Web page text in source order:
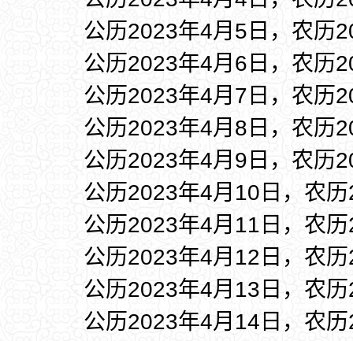
公历2023年4月5日，农历
公历2023年4月6日，农历
公历2023年4月7日，农历
公历2023年4月8日，农历
公历2023年4月9日，农历
公历2023年4月10日，农
公历2023年4月11日，农
公历2023年4月12日，农
公历2023年4月13日，农
公历2023年4月14日，农